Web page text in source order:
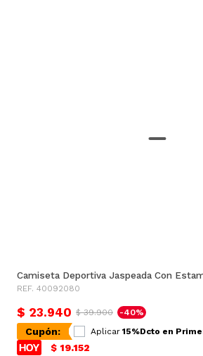
Camiseta Deportiva Jaspeada Con
REF. 40092080
$ 23.940 $ 39.900 -40%
Cupón: Aplicar 15%Dcto en
$ 19.152